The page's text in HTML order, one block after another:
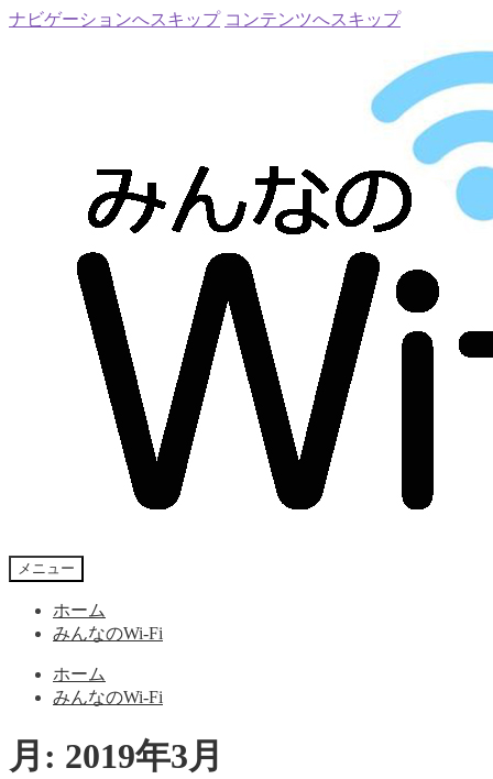
ナビゲーションへスキップ コンテンツへスキップ
メニュー
ホーム
みんなのWi-Fi
ホーム
みんなのWi-Fi
月: 2019年3月